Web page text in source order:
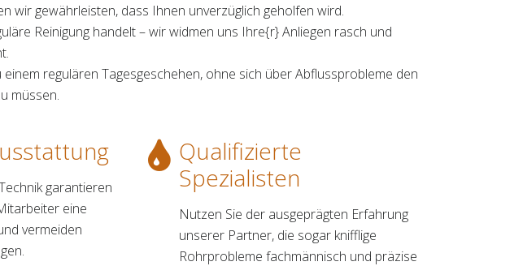
wir gewährleisten, dass Ihnen unverzüglich geholfen wird.
Reinigung handelt – wir widmen uns Ihre{r} Anliegen rasch und
regulären Tagesgeschehen, ohne sich über Abflussprobleme den
müssen.
garantieren
eine
vermeiden
Qualifizierte
Spezialisten
Nutzen Sie der ausgeprägten Erfahrung
unserer Partner, die sogar knifflige
Rohrprobleme fachmännisch und präzise